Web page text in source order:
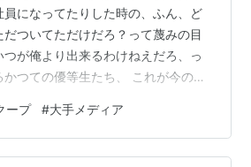
員になってたりした時の、ふん、ど
だついてただけだろ？って蔑みの目
が俺より出来るわけねえだろ、っ
つての優等生たち、 これが今の大
週刊誌、芸能ネタで食って来た奴ら
け価値があるていうのさ。売文ラ
所なんて怪しいもんだ、大手で後
ープ #大手メディア